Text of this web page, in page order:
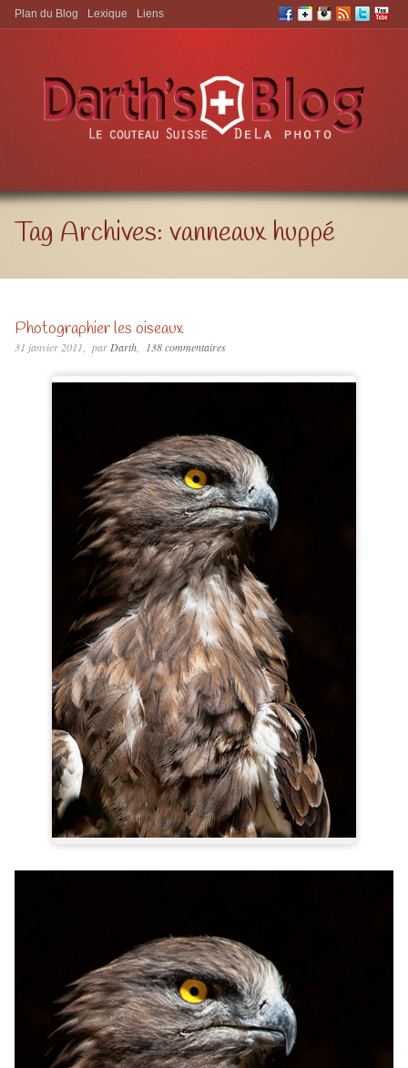
Aller à:
Plan du Blog Lexique Liens
Tag Archives: vanneaux huppé
Photographier les oiseaux
31 janvier 2011 parDarth 138 commentaires